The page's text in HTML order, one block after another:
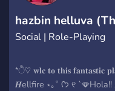
– Canta en nuestras
Para estudiar, socializar
hazbin helluva
Social | Role-Playing
*ੈ♡ 𝐰𝐥𝐜 𝐭𝐨 𝐭𝐡𝐢𝐬
𝑯ellfire ⋆｡˚ ᡣ𐭩 ୧ `🪭Hola!! Aquí al habla el rey pato!! que, junto